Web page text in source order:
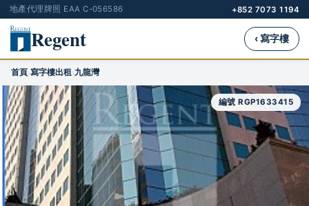
地產代理牌照 EAA C-056586 +852 7073 1194
Regent ‹ 寫字樓
首頁›寫字樓出租›九龍灣
編號 RGP1633415